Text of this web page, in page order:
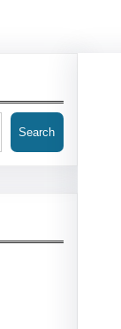
Search